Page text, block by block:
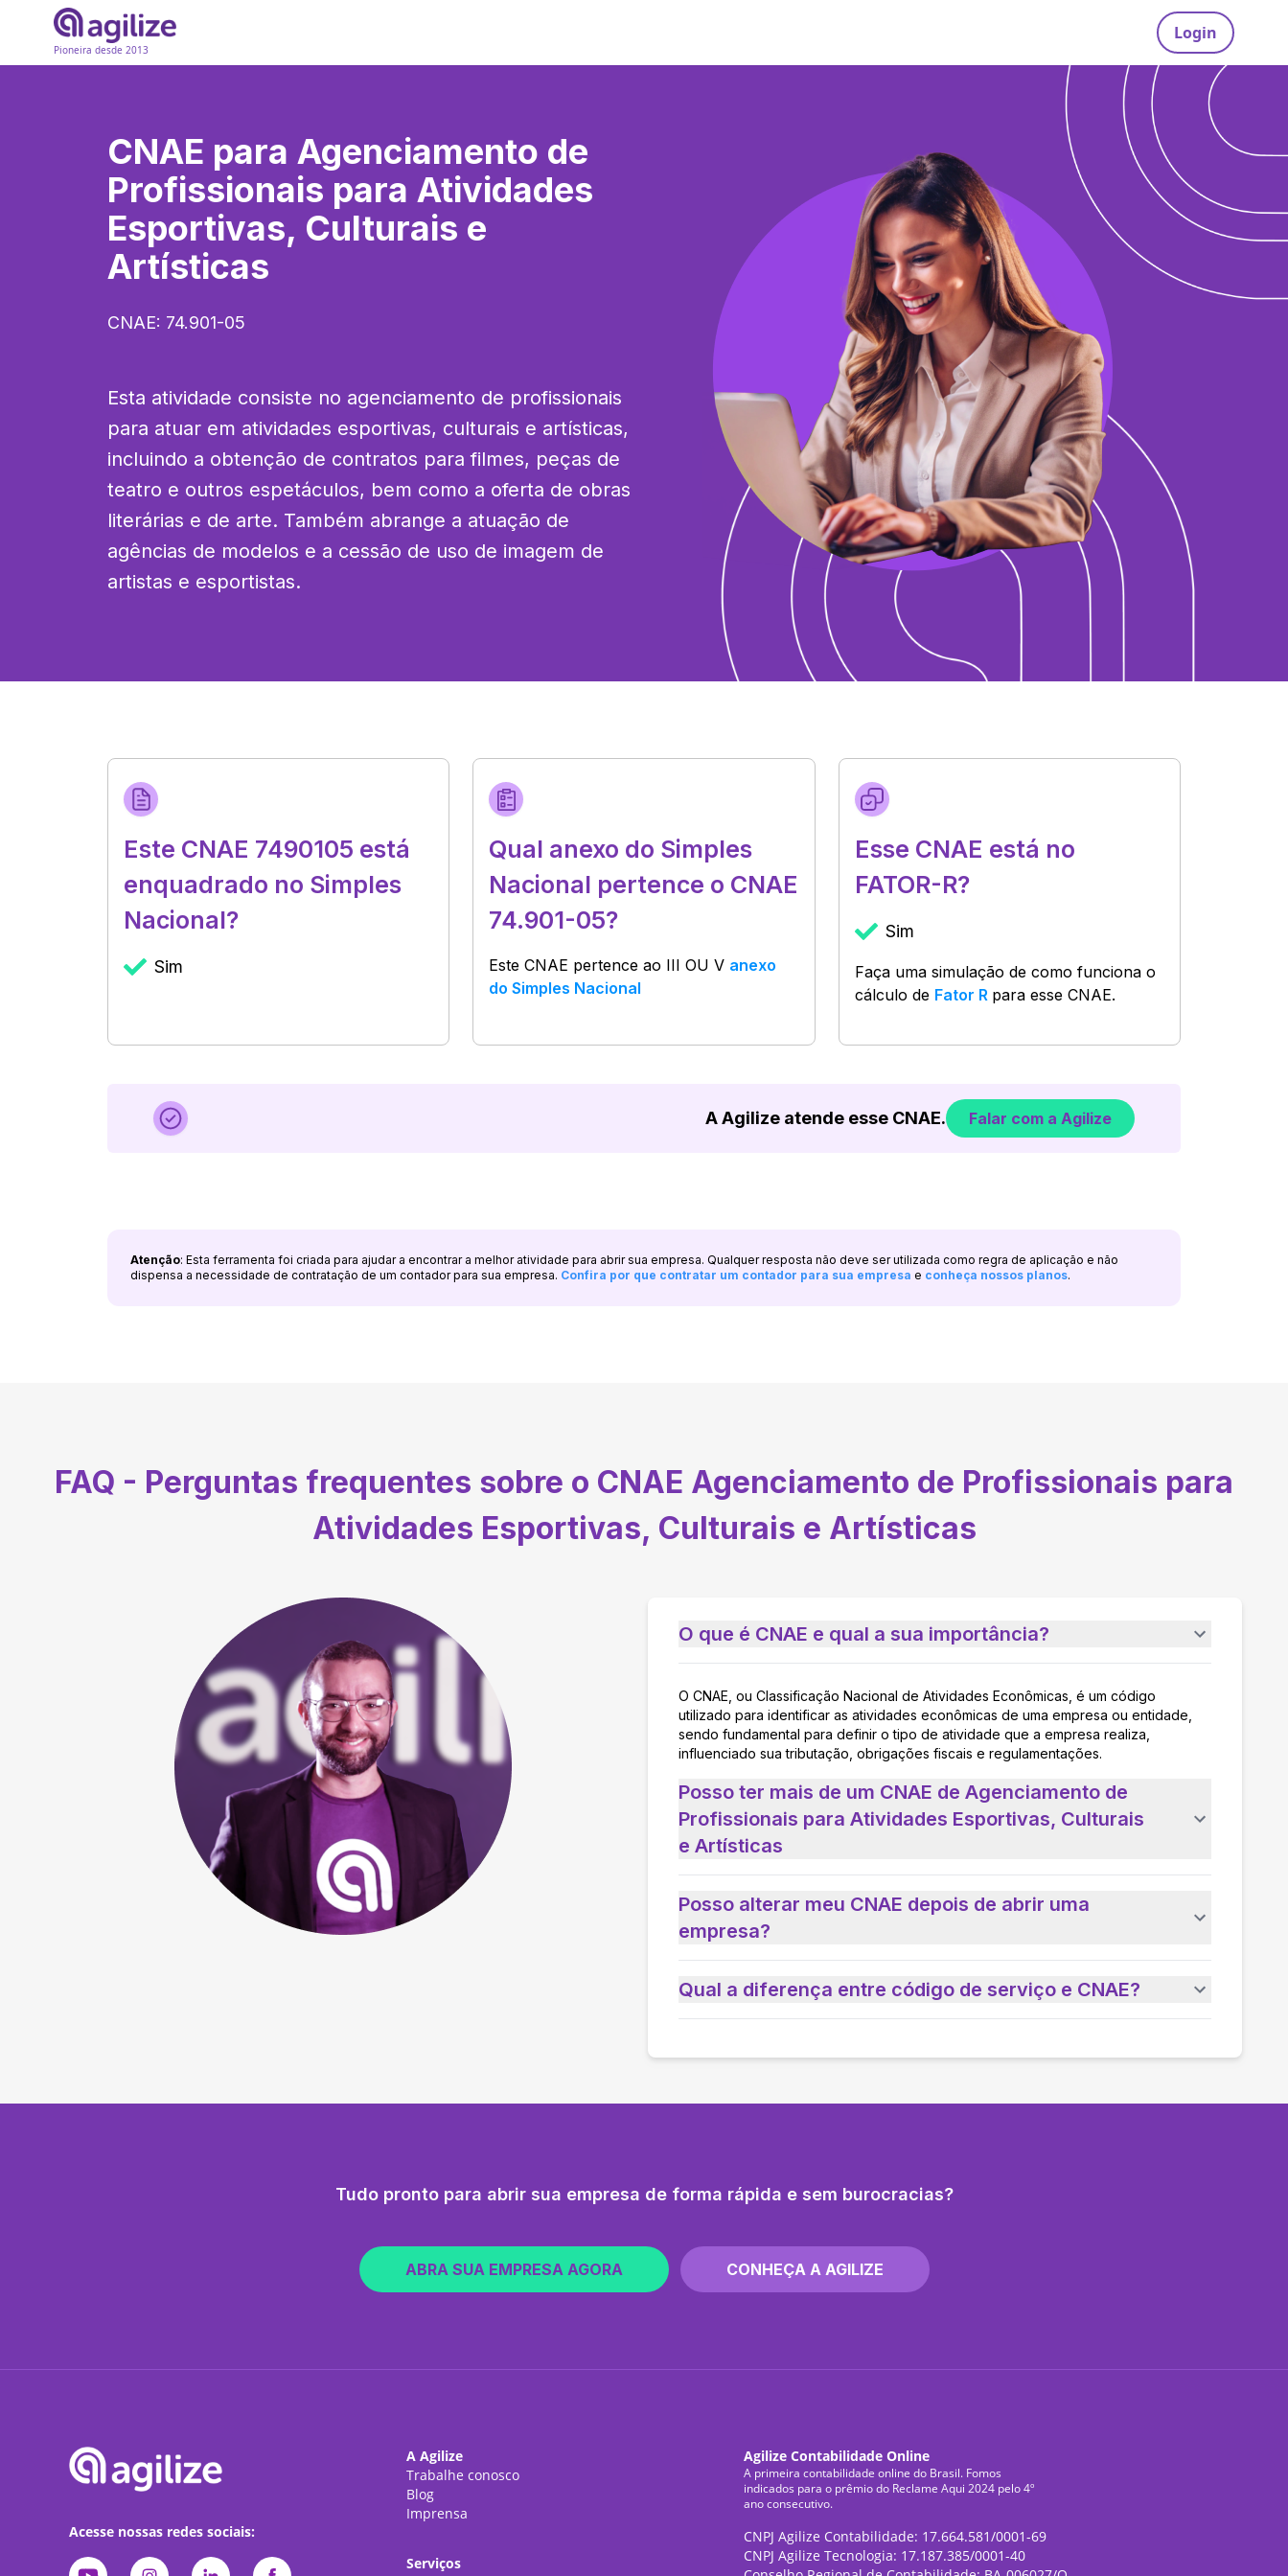
Pioneira desde 2013
Login
CNAE para Agenciamento de
Profissionais para Atividades
Esportivas, Culturais e
Artísticas
CNAE: 74.901-05
Esta atividade consiste no agenciamento de profissionais
para atuar em atividades esportivas, culturais e artísticas,
incluindo a obtenção de contratos para filmes, peças de
teatro e outros espetáculos, bem como a oferta de obras
literárias e de arte. Também abrange a atuação de
agências de modelos e a cessão de uso de imagem de
artistas e esportistas.
Este CNAE 7490105 está
enquadrado no Simples
Nacional?
Sim
Qual anexo do Simples
Nacional pertence o CNAE
74.901-05?
Este CNAE pertence ao III OU V anexo
do Simples Nacional
Esse CNAE está no
FATOR-R?
Sim
Faça uma simulação de como funciona o
cálculo de Fator R para esse CNAE.
A Agilize atende esse CNAE. Falar com a Agilize
Atenção: Esta ferramenta foi criada para ajudar a encontrar a melhor atividade para abrir sua empresa. Qualquer resposta não deve ser utilizada como regra de aplicação e não
dispensa a necessidade de contratação de um contador para sua empresa. Confira por que contratar um contador para sua empresa e conheça nossos planos.
FAQ - Perguntas frequentes sobre o CNAE Agenciamento de Profissionais para
Atividades Esportivas, Culturais e Artísticas
O que é CNAE e qual a sua importância?
O CNAE, ou Classificação Nacional de Atividades Econômicas, é um código
utilizado para identificar as atividades econômicas de uma empresa ou entidade,
sendo fundamental para definir o tipo de atividade que a empresa realiza,
influenciado sua tributação, obrigações fiscais e regulamentações.
Posso ter mais de um CNAE de Agenciamento de
Profissionais para Atividades Esportivas, Culturais
e Artísticas
Posso alterar meu CNAE depois de abrir uma
empresa?
Qual a diferença entre código de serviço e CNAE?
Tudo pronto para abrir sua empresa de forma rápida e sem burocracias?
ABRA SUA EMPRESA AGORA CONHEÇA A AGILIZE
Acesse nossas redes sociais:
A Agilize
Trabalhe conosco
Blog
Imprensa
Serviços
Agilize Contabilidade Online
A primeira contabilidade online do Brasil. Fomos
indicados para o prêmio do Reclame Aqui 2024 pelo 4º
ano consecutivo.
CNPJ Agilize Contabilidade: 17.664.581/0001-69
CNPJ Agilize Tecnologia: 17.187.385/0001-40